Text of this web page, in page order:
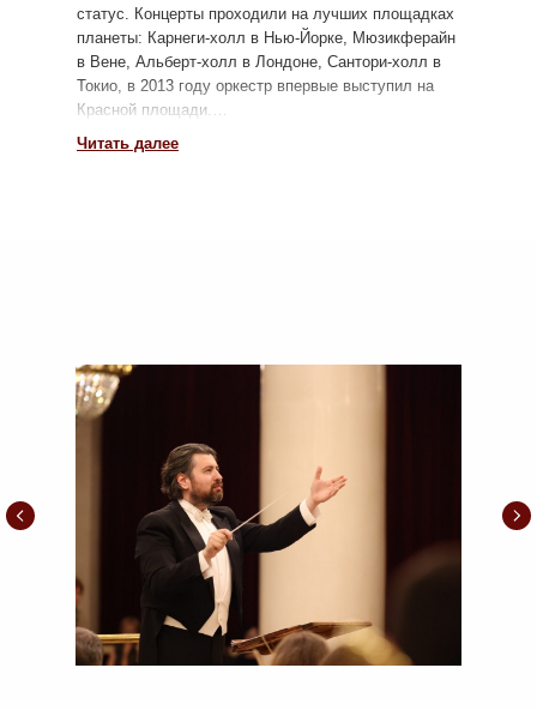
статус. Концерты проходили на лучших площадках
планеты: Карнеги-холл в Нью-Йорке, Мюзикферайн
в Вене, Альберт-холл в Лондоне, Сантори-холл в
Токио, в 2013 году оркестр впервые выступил на
Красной площади.
С оркестром играли и пели те, чьи имена вписаны в
только классику, но и современных авторов. За
последние годы впервые в России прозвучали
сочинения Адамса, Гризе, Куртага, Мессиана,
Штокхаузена. И одновременно с этим оркестр
работает с просветительскими циклами,
фестивалями, с молодыми музыкантами.
У коллектива есть всё, что положено статусу:
звание академического (с 1972 года), орден
Трудового Красного Знамени, благодарности
Президента. Но главное не в этом. Главное — как
звучит оркестр. Мощно, когда нужно, и тихо, когда
музыка требует тишины. Светланов называл это
Читать далее